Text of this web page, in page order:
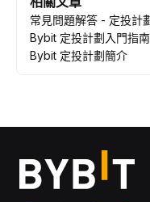
常見問題解答 - 定投計
Bybit 定投計劃入門指南
Bybit 定投計劃簡介